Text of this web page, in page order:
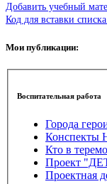
Добавить учебный
Код для вставки
Мои публикации:
Воспитательная работа
Города
Конспекты
Кто в
Проект
Проектная